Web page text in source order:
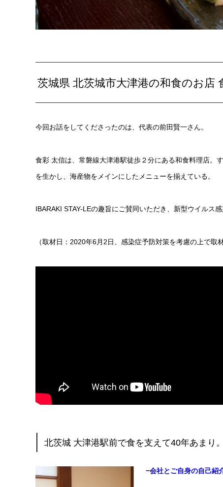
茨城県 北茨城市大津港の和食のお店
今回お話をしてくださったのは、代表の前田賢一さん。
食彩 太信は、常磐線大津港駅徒歩２分にある和食料理店。
を生かし、海産物をメインにしたメニューを揃えている。
IBARAKI STAY-LEの趣旨にご賛同いただき、新型ウイルス
（取材日：2020年6月2日、感染症予防対策を考慮の上で取
北茨城 大津港駅前で食を支えて40年あまり。
−会社とご自身の自己紹